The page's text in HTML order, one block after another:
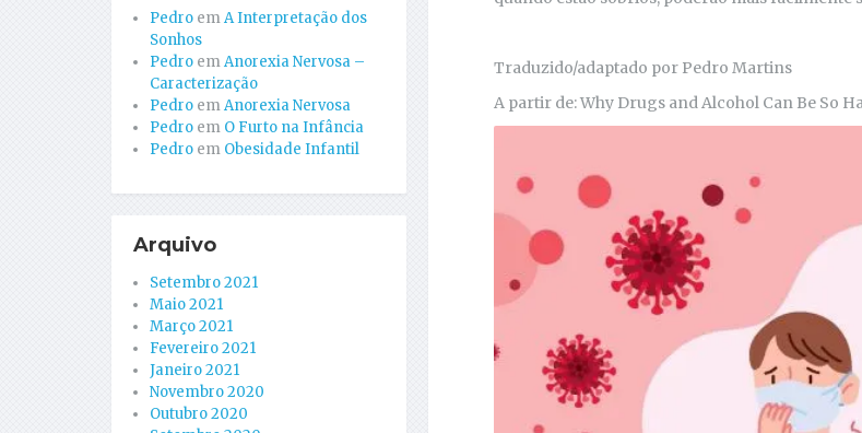
Traduzido/adaptado por Pedro Martins
A partir de: Why Drugs and Alcohol Can Be So
Pedro emA Interpretação dos
Sonhos
Pedro emAnorexia Nervosa –
Caracterização
Pedro emAnorexia Nervosa
Pedro em O Furto na Infância
Pedro em Obesidade Infantil
Arquivo
Setembro 2021
Maio 2021
Março 2021
Fevereiro 2021
Janeiro 2021
Novembro 2020
Outubro 2020